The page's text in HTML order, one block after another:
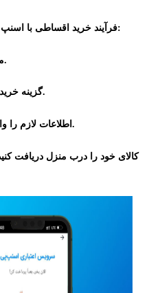
فرآیند خرید اقساطی با اسنپ پی بسیار ساده و سریع است. کافیست:
1. محصول مورد نظر خود را انتخاب کنید.
2. گزینه خرید اقساطی با اسنپ پی را انتخاب کنید.
3. اطلاعات لازم را وارد کرده و قسط اول را پرداخت کنید.